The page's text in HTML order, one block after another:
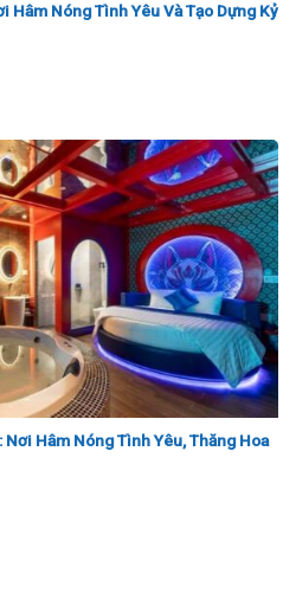
Hâm Nóng Tình Yêu Và Tạo Dựng Kỷ
Nơi Hâm Nóng Tình Yêu, Thăng Hoa